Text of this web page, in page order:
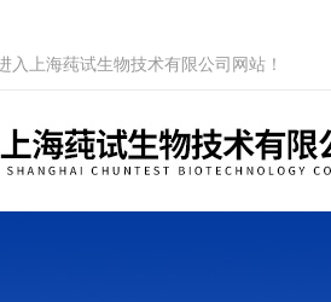
入上海莼试生物技术有限公司网站！